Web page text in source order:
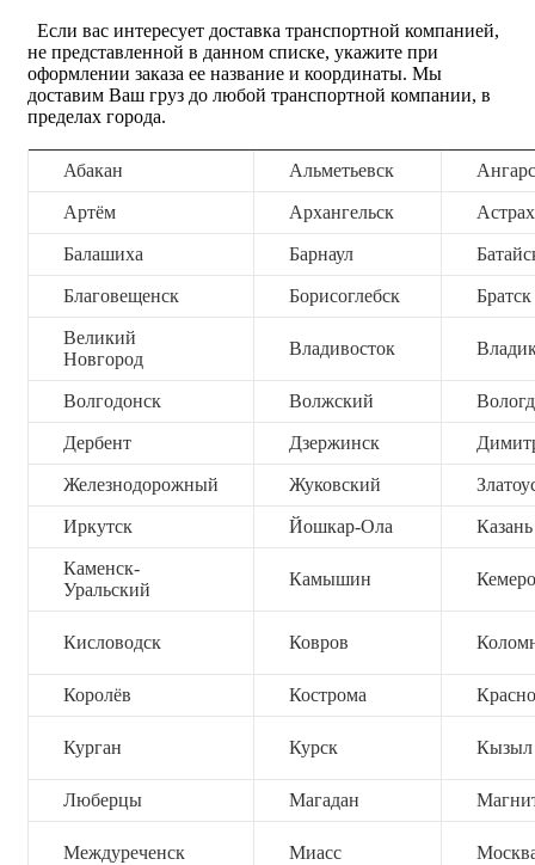
Если вас интересует доставка транспортной компанией,
не представленной в данном списке, укажите при
оформлении заказа ее название и координаты. Мы
доставим Ваш груз до любой транспортной компании, в
пределах города.
Абакан Альметьевск
Артём Архангельск
Балашиха Барнаул
Благовещенск Борисоглебск Братск
Великий
Новгород
Владивосток
Волгодонск Волжский
Дербент Дзержинск
Железнодорожный Жуковский
Иркутск Йошкар-Ола Казань
Каменск-
Уральский
Камышин
Кисловодск Ковров
Королёв Кострома
Курган Курск Кызыл
Люберцы Магадан
Междуреченск Миасс